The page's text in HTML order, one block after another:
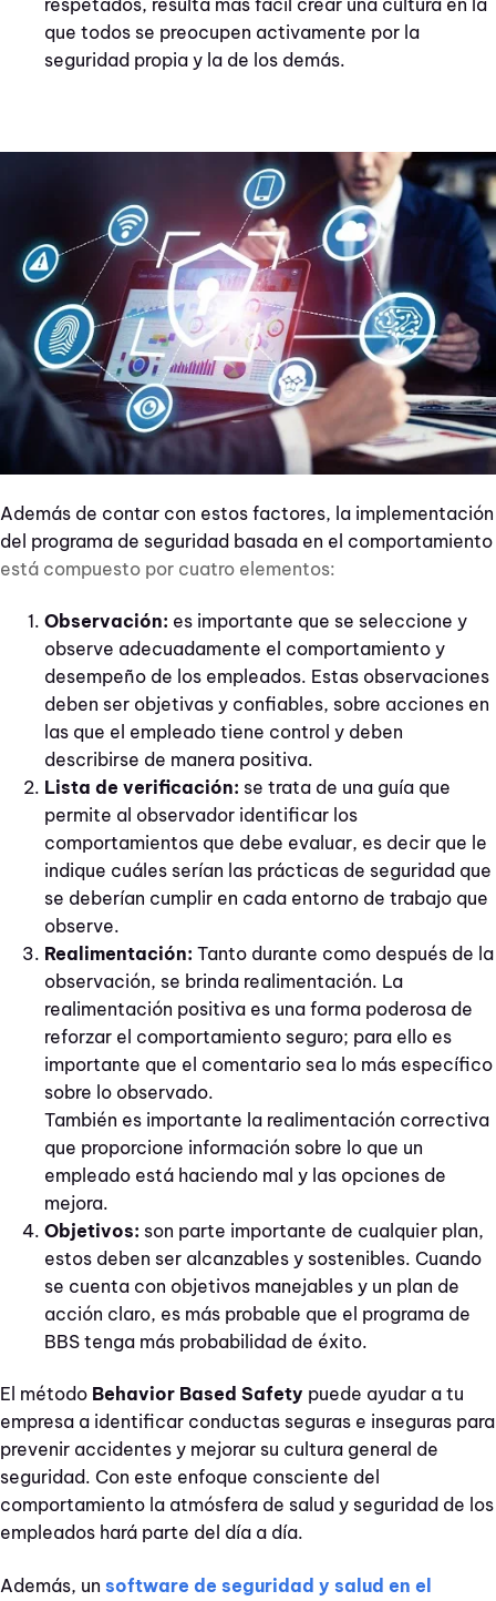
respetados, resulta más fácil crear una cultura en la
que todos se preocupen activamente por la
seguridad propia y la de los demás.
Además de contar con estos factores, la implementación
del programa de seguridad basada en el comportamiento
está compuesto por cuatro elementos:
Observación: es importante que se seleccione y
observe adecuadamente el comportamiento y
desempeño de los empleados. Estas observaciones
deben ser objetivas y confiables, sobre acciones en
las que el empleado tiene control y deben
describirse de manera positiva.
Lista de verificación: se trata de una guía que
permite al observador identificar los
comportamientos que debe evaluar, es decir que le
indique cuáles serían las prácticas de seguridad que
se deberían cumplir en cada entorno de trabajo que
observe.
Realimentación: Tanto durante como después de la
observación, se brinda realimentación. La
realimentación positiva es una forma poderosa de
reforzar el comportamiento seguro; para ello es
importante que el comentario sea lo más específico
sobre lo observado.
También es importante la realimentación correctiva
que proporcione información sobre lo que un
empleado está haciendo mal y las opciones de
mejora.
Objetivos: son parte importante de cualquier plan,
estos deben ser alcanzables y sostenibles. Cuando
se cuenta con objetivos manejables y un plan de
acción claro, es más probable que el programa de
BBS tenga más probabilidad de éxito.
El método Behavior Based Safety puede ayudar a tu
empresa a identificar conductas seguras e inseguras para
prevenir accidentes y mejorar su cultura general de
seguridad. Con este enfoque consciente del
comportamiento la atmósfera de salud y seguridad de los
empleados hará parte del día a día.
Además, un software de seguridad y salud en el